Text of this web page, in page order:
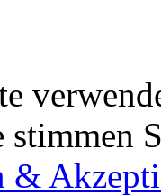
stimmen
&